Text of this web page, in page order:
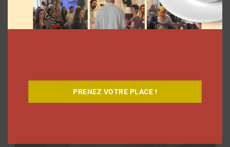
La rédaction 3 août 2026
PRENEZ VOTRE PLACE !